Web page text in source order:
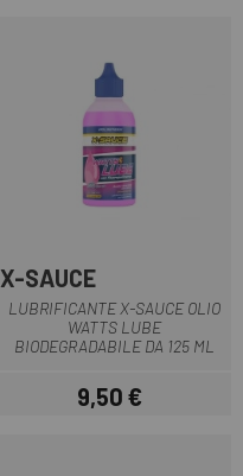
X-SAUCE
LUBRIFICANTE X-SAUCE OLIO
WATTS LUBE
BIODEGRADABILE DA 125 ML
Prezzo
9,50 €